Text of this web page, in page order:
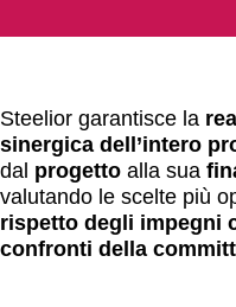
Steelior garantisce la
sinergica dell’intero
dal progetto alla sua
valutando le scelte più
rispetto degli impegni
confronti della